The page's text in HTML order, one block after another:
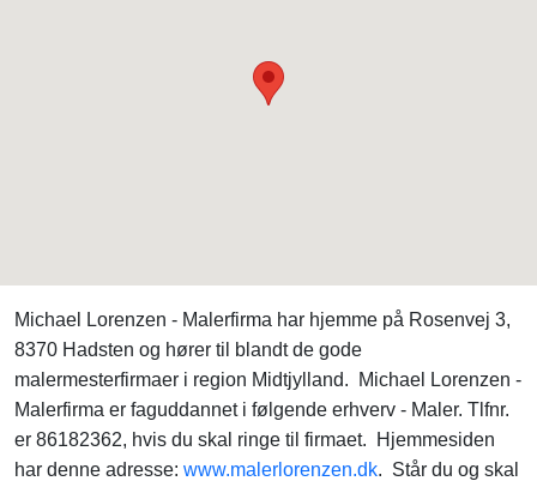
Michael Lorenzen - Malerfirma har hjemme på Rosenvej 3,
8370 Hadsten og hører til blandt de gode
malermesterfirmaer i region Midtjylland. Michael Lorenzen -
Malerfirma er faguddannet i følgende erhverv - Maler. Tlfnr.
er 86182362, hvis du skal ringe til firmaet. Hjemmesiden
har denne adresse: www.malerlorenzen.dk. Står du og skal